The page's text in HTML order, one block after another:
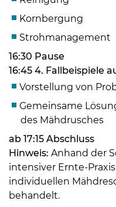
Kornbergung
Strohmanagement
16:30 Pause
16:45 4. Fallbeispiele
Vorstellung von
Gemeinsame
des Mähdrusches
ab 17:15 Abschluss
Hinweis: Anhand der
intensiver Ernte-
individuellen
behandelt.